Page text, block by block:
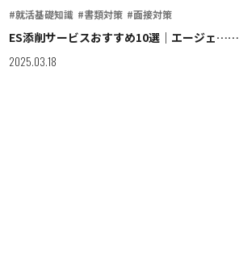
#就活基礎知識 #書類対策 #面接対策
ES添削サービスおすすめ10選｜エージェ……
2025.03.18